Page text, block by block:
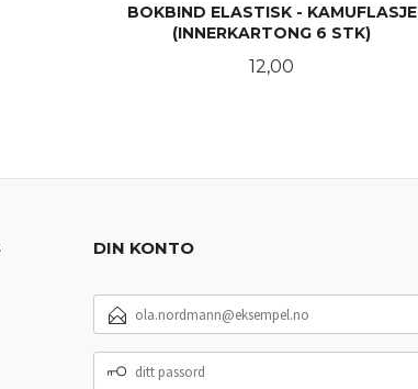
BOKBIND ELASTISK - KAMUFLASJE
(INNERKARTONG 6 STK)
Pris
12,00
DIN KONTO
POSTADRESSE
PASSORD